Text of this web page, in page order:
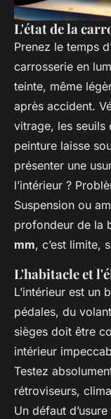
L'état de la
Prenez le temps
carrosserie en
teinte, même
après accident.
vitrage, les seuils
peinture laisse
présenter une
l’intérieur ?
Suspension ou
profondeur de la
mm, c’est limite,
L'habitacle et
L’intérieur est un
pédales, du
sièges doit être
intérieur
Testez
rétroviseurs,
Un défaut